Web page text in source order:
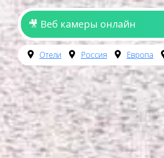
🎥 Веб камеры онлайн
Отели Россия Европа